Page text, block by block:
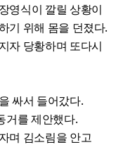
영식이 깔릴 상황이
기 위해 몸을 던졌다.
자 당황하며 또다시
싸서 들어갔다.
거를 제안했다.
며 김소림을 안고